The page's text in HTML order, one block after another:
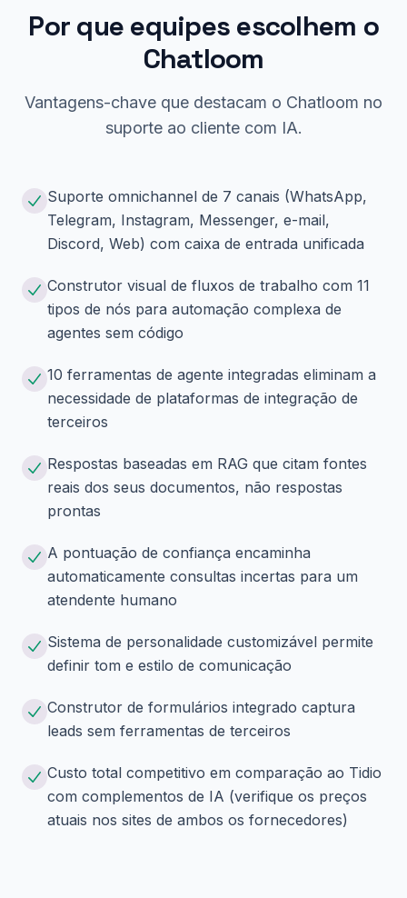
Por que equipes escolhem o
Chatloom
Vantagens-chave que destacam o Chatloom no
suporte ao cliente com IA.
Suporte omnichannel de 7 canais (WhatsApp,
Telegram, Instagram, Messenger, e-mail,
Discord, Web) com caixa de entrada unificada
Construtor visual de fluxos de trabalho com 11
tipos de nós para automação complexa de
agentes sem código
10 ferramentas de agente integradas eliminam a
necessidade de plataformas de integração de
terceiros
Respostas baseadas em RAG que citam fontes
reais dos seus documentos, não respostas
prontas
A pontuação de confiança encaminha
automaticamente consultas incertas para um
atendente humano
Sistema de personalidade customizável permite
definir tom e estilo de comunicação
Construtor de formulários integrado captura
leads sem ferramentas de terceiros
Custo total competitivo em comparação ao Tidio
com complementos de IA (verifique os preços
atuais nos sites de ambos os fornecedores)